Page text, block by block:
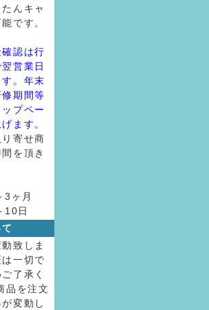
んキャ
です。
認は行
営業日
。年末
期間等
プペー
ます。
寄せ商
を頂き
ヶ月
10日
致しま
一切で
了承く
品を注文
変動し